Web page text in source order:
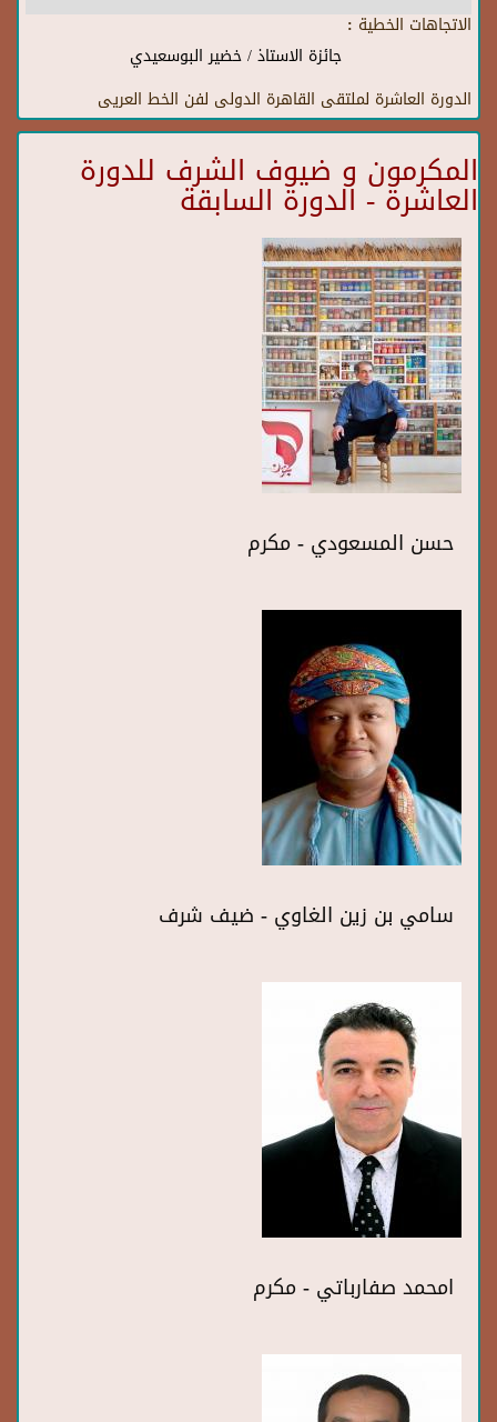
الاتجاهات الخطية :
جائزة الاستاذ / خضير البوسعيدي
الدورة العاشرة لملتقى القاهرة الدولى لفن الخط العريى
المكرمون و ضيوف الشرف للدورة
العاشرة - الدورة السابقة
حسن المسعودي - مكرم
سامي بن زين الغاوي - ضيف شرف
امحمد صفارباتي - مكرم